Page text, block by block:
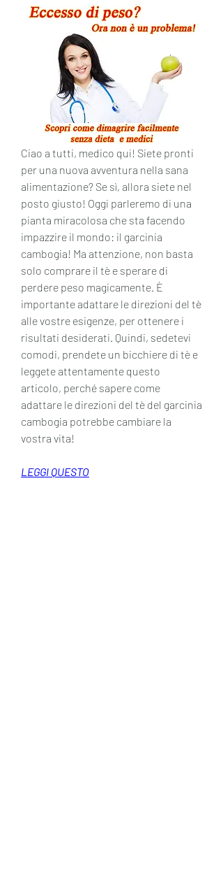
Ciao a tutti, medico qui! Siete pronti
per una nuova avventura nella sana
alimentazione? Se sì, allora siete nel
posto giusto! Oggi parleremo di una
pianta miracolosa che sta facendo
impazzire il mondo: il garcinia
cambogia! Ma attenzione, non basta
solo comprare il tè e sperare di
perdere peso magicamente. È
importante adattare le direzioni del tè
alle vostre esigenze, per ottenere i
risultati desiderati. Quindi, sedetevi
comodi, prendete un bicchiere di tè e
leggete attentamente questo
articolo, perché sapere come
adattare le direzioni del tè del garcinia
cambogia potrebbe cambiare la
vostra vita!
LEGGI QUESTO